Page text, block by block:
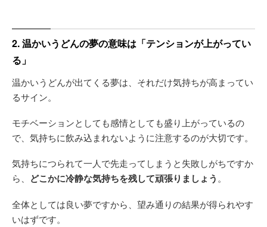
2. 温かいうどんの夢の意味は「テンションが上がってい
る」
温かいうどんが出てくる夢は、それだけ気持ちが高まってい
るサイン。
モチベーションとしても感情としても盛り上がっているの
で、気持ちに飲み込まれないように注意するのが大切です。
気持ちにつられて一人で先走ってしまうと失敗しがちですか
ら、 どこかに冷静な気持ちを残して頑張りましょう 。
全体としては良い夢ですから、望み通りの結果が得られやす
いはずです。